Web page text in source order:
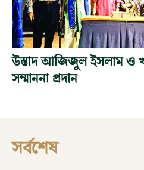
উস্তাদ আজিজুল ইসলাম ও
সম্মাননা প্রদান
সর্বশেষ